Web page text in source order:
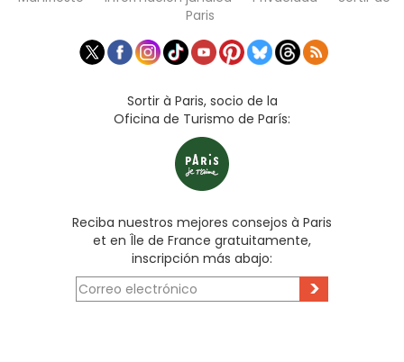
Paris
Sortir à Paris, socio de la
Oficina de Turismo de París:
Reciba nuestros mejores consejos à Paris
et en Île de France gratuitamente,
inscripción más abajo:
>